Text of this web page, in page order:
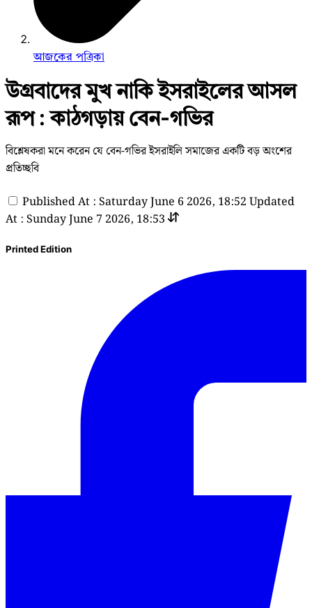
আজকের পত্রিকা
উগ্রবাদের মুখ নাকি ইসরাইলের আসল
রূপ : কাঠগড়ায় বেন-গভির
বিশ্লেষকরা মনে করেন যে বেন-গভির ইসরাইলি সমাজের একটি বড় অংশের
প্রতিচ্ছবি
Published At : Saturday June 6 2026, 18:52 Updated
At : Sunday June 7 2026, 18:53
Printed Edition